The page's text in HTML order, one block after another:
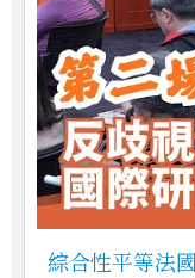
綜合性平等法